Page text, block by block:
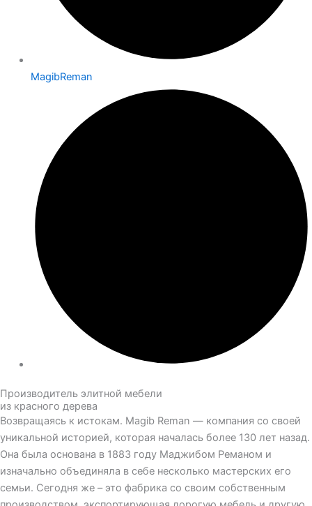
MagibReman
Производитель элитной мебели
из красного дерева
Возвращаясь к истокам. Magib Reman — компания со своей
уникальной историей, которая началась более 130 лет назад.
Она была основана в 1883 году Маджибом Реманом и
изначально объединяла в себе несколько мастерских его
семьи. Сегодня же – это фабрика со своим собственным